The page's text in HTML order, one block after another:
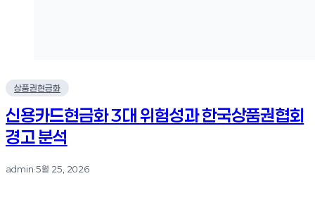
상품권현금화
신용카드현금화 3대 위험성과 한국상품권협회
경고 분석
admin·5월 25, 2026